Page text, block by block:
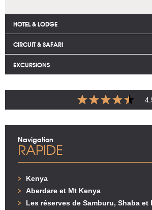
HOTEL & LODGE
CIRCUIT & SAFARI
EXCURSIONS
Navigation
RAPIDE
Kenya
Aberdare et Mt Kenya
Les réserves de Samburu, Shaba